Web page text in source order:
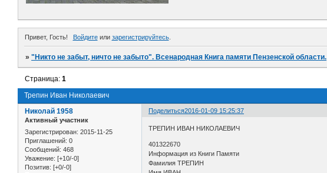
Привет, Гость! Войдитеили зарегистрируйтесь.
»"Никто не забыт, ничто не забыто". Всенародная Книга памяти Пензенской области.
Трепин Иван Николаевич
Страница:1
Поделиться2016-01-09 15:25:37
Николай 1958
Активный участник
Зарегистрирован: 2015-11-25
Приглашений: 0
Сообщений: 468
Уважение: [+10/-0]
Позитив: [+0/-0]
ТРЕПИН ИВАН НИКОЛАЕВИЧ
401322670
Информация из Книги Памяти
Фамилия ТРЕПИН